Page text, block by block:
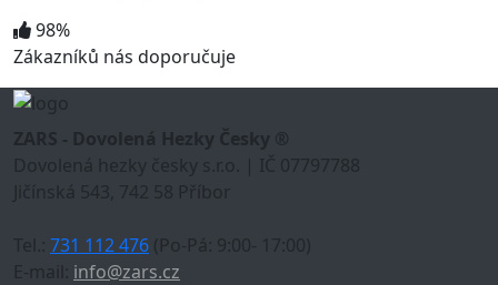
98%
Zákazníků nás doporučuje
ZARS - Dovolená Hezky Česky ®
Dovolená hezky česky s.r.o. | IČ 07797788
Jičínská 543, 742 58 Příbor
Tel.: 731 112 476 (Po-Pá: 9:00- 17:00)
E-mail: info@zars.cz